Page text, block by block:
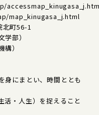
map_kinugasa_j.html
町56-1
部）
）
身にまとい、時間ととも
活・人生）を捉えること